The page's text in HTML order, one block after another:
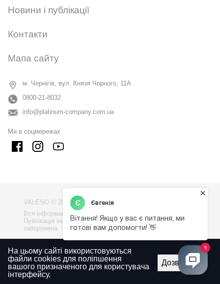
Новини і публікації
Контакти
Мапа сайту
м. Чернігів, вул. Князя Чорного, 11А
0800-21-8032
info@platinum-company.com.ua
Ми в соцмережах
VALESO © 2009 - 2026
Вся інформація на сайті - власність компанії "VALESO".
Публікація інформації з сайту без узгодження
заборонена.
Правила використаня сайту
На цьому сайті використовуються
файли cookies для поліпшення
вашого призначеного для користувача
інтерфейсу.
Дозволити